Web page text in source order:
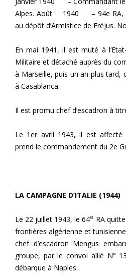
Alpes. Août 1940 – 94e RA,
au dépôt d’Armistice de Fréjus.
En mai 1941, il est muté à
Militaire et détaché auprès du
à Marseille, puis un an plus tard,
à Casablanca.
Il est promu chef d’escadron à
Le 1er avril 1943, il est
prend le commandement du 2e
LA CAMPAGNE D’ITALIE (1944)
Le 22 juillet 1943, le 64e RA
frontières algérienne et
chef d’escadron Mengus
groupe, par le convoi allié N°
débarque à Naples.